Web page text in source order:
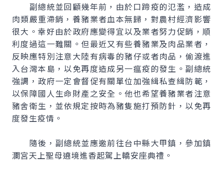
副總統並回顧幾年前，由於口蹄疫的氾濫，造成
肉類嚴重滯銷，養豬業者血本無歸，對農村經濟影響
很大。幸好由於政府應變得宜以及業者努力促銷，順
利度過這一難關。但最近又有些養豬業及肉品業者，
反映應特別注意大陸有病毒的豬仔或者肉品，偷渡進
入台灣本島，以免再度造成另一瘟疫的發生。副總統
強調，政府一定會督促有關單位加強緝私查緝防範，
以保障國人生命財產之安全。他也希望養豬業者注意
豬舍衛生，並依規定按時為豬隻施打預防針，以免再
度發生疫情。
隨後，副總統並應邀前往台中縣大甲鎮，參加鎮
瀾宮天上聖母遶境進香起駕上轎安座典禮。